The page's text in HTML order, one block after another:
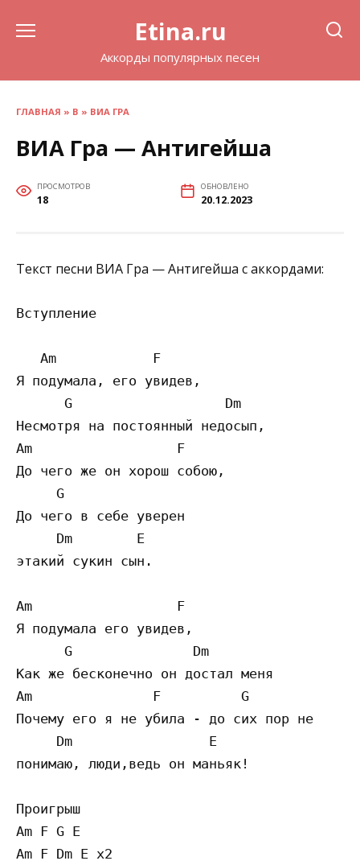
Etina.ru
Аккорды популярных песен
ГЛАВНАЯ » В » ВИА ГРА
ВИА Гра — Антигейша
ПРОСМОТРОВ
18
ОБНОВЛЕНО
20.12.2023
Текст песни ВИА Гра — Антигейша с аккордами:
Вступление
   Am            F
Я подумала, его увидев,
      G                   Dm
Несмотря на постоянный недосып,
Am                  F
До чего же он хорош собою,
     G
До чего в себе уверен
     Dm        E
этакий сукин сын.
Am                  F
Я подумала его увидев,
      G               Dm
Как же бесконечно он достал меня
Am               F          G
Почему его я не убила - до сих пор не
     Dm                 E
понимаю, люди,ведь он маньяк!
Проигрыш
Am F G E
Am F Dm E x2